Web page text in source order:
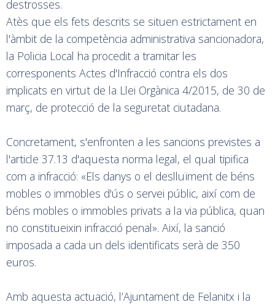
destrosses.
Atès que els fets descrits se situen estrictament en
l'àmbit de la competència administrativa sancionadora,
la Policia Local ha procedit a tramitar les
corresponents Actes d'Infracció contra els dos
implicats en virtut de la Llei Orgànica 4/2015, de 30 de
març, de protecció de la seguretat ciutadana.
Concretament, s'enfronten a les sancions previstes a
l'article 37.13 d'aquesta norma legal, el qual tipifica
com a infracció: «Els danys o el deslluïment de béns
mobles o immobles d'ús o servei públic, així com de
béns mobles o immobles privats a la via pública, quan
no constitueixin infracció penal». Així, la sanció
imposada a cada un dels identificats serà de 350
euros.
Amb aquesta actuació, l’Ajuntament de Felanitx i la